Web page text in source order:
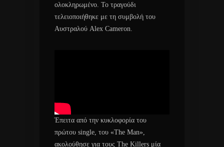
ολοκληρωμένο. Το τραγούδι
τελειοποιήθηκε με τη συμβολή του
Αυστραλού Alex Cameron.
Έπειτα από την κυκλοφορία του
πρώτου single, του «The Man»,
ακολούθησε για τους The Killers μία